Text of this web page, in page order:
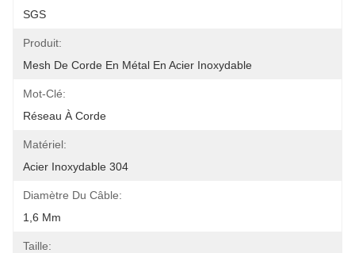
SGS
Produit:
Mesh De Corde En Métal En Acier Inoxydable
Mot-Clé:
Réseau À Corde
Matériel:
Acier Inoxydable 304
Diamètre Du Câble:
1,6 Mm
Taille: